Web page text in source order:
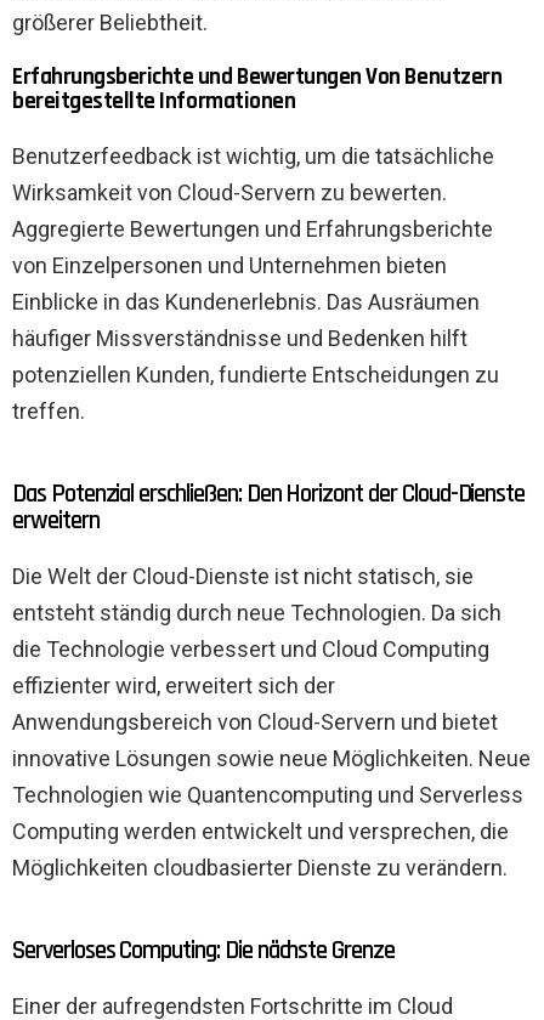
größerer Beliebtheit.
Erfahrungsberichte und Bewertungen Von Benutzern
bereitgestellte Informationen
Benutzerfeedback ist wichtig, um die tatsächliche
Wirksamkeit von Cloud-Servern zu bewerten.
Aggregierte Bewertungen und Erfahrungsberichte
von Einzelpersonen und Unternehmen bieten
Einblicke in das Kundenerlebnis. Das Ausräumen
häufiger Missverständnisse und Bedenken hilft
potenziellen Kunden, fundierte Entscheidungen zu
treffen.
Das Potenzial erschließen: Den Horizont der Cloud-Dienste
erweitern
Die Welt der Cloud-Dienste ist nicht statisch, sie
entsteht ständig durch neue Technologien. Da sich
die Technologie verbessert und Cloud Computing
effizienter wird, erweitert sich der
Anwendungsbereich von Cloud-Servern und bietet
innovative Lösungen sowie neue Möglichkeiten. Neue
Technologien wie Quantencomputing und Serverless
Computing werden entwickelt und versprechen, die
Möglichkeiten cloudbasierter Dienste zu verändern.
Serverloses Computing: Die nächste Grenze
Einer der aufregendsten Fortschritte im Cloud